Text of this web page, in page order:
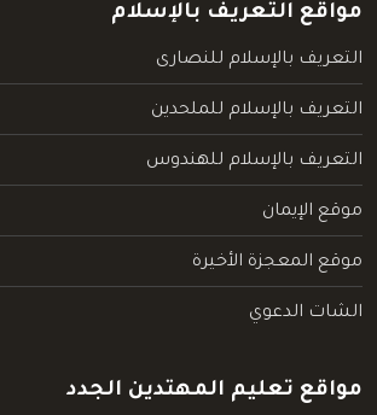
مواقع التعريف بالإسلام
التعريف بالإسلام للنصارى
التعريف بالإسلام للملحدين
التعريف بالإسلام للهندوس
موقع الإيمان
موقع المعجزة الأخيرة
الشات الدعوي
مواقع تعليم المهتدين الجدد